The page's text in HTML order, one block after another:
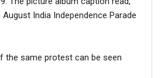
India Independence Parade
the same protest can be seen